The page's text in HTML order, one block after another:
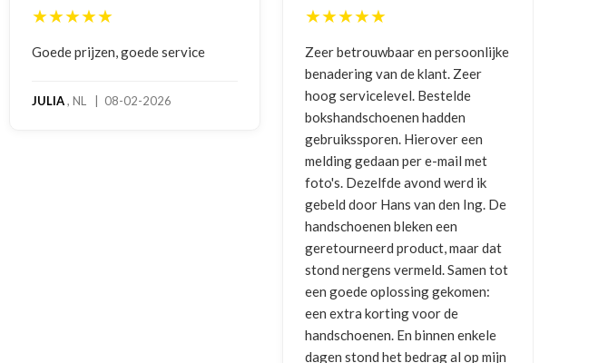
★★★★★
Goede prijzen, goede service
JULIA, NL | 08-02-2026
★★★★★
Zeer betrouwbaar en persoonlijke
benadering van de klant. Zeer
hoog servicelevel. Bestelde
bokshandschoenen hadden
gebruikssporen. Hierover een
melding gedaan per e-mail met
foto's. Dezelfde avond werd ik
gebeld door Hans van den Ing. De
handschoenen bleken een
geretourneerd product, maar dat
stond nergens vermeld. Samen tot
een goede oplossing gekomen:
een extra korting voor de
handschoenen. En binnen enkele
dagen stond het bedrag al op mijn